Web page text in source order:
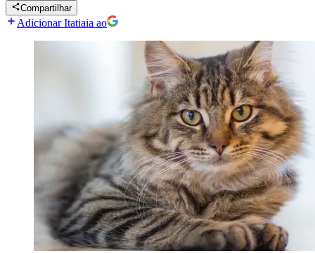
Compartilhar
Adicionar Itatiaia ao